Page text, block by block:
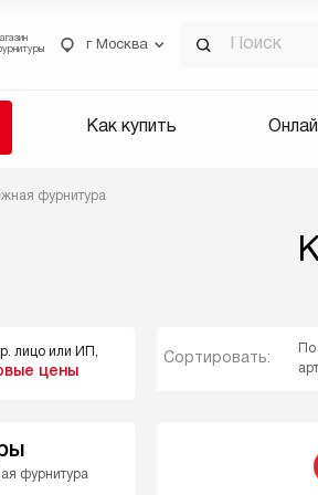
г Москва
Как купить
фурнитура
лицо или ИП,
цены
Сортировать:
По
фурнитура